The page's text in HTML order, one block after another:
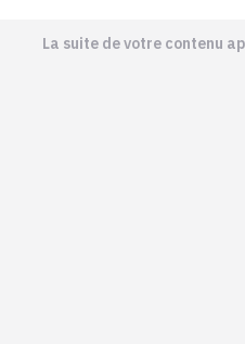
La suite de votre contenu